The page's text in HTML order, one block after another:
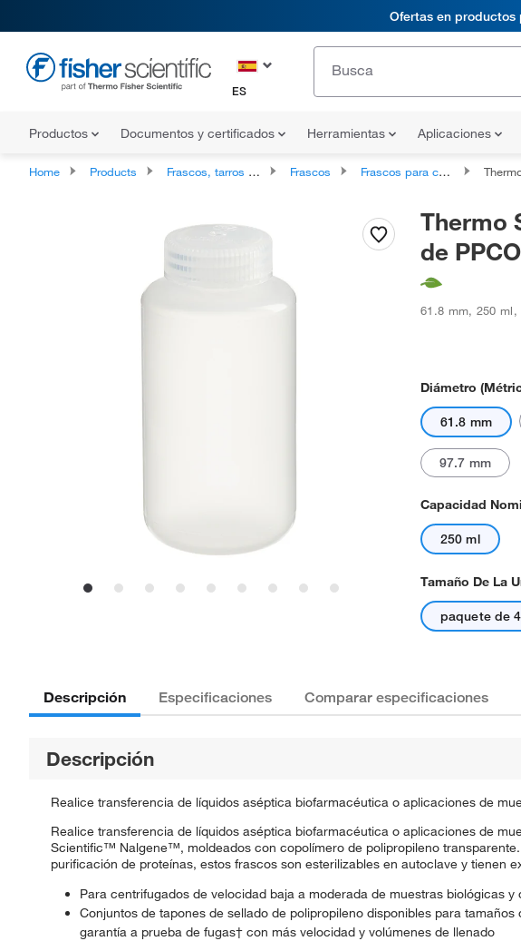
Ofertas en productos
ES
Productos Documentos y certificados Herramientas Aplicaciones
Home Products Frascos, tarros y jarras Frascos Frascos para centrífuga Thermo
Thermo
de
61.8 mm, 250 ml,
Diámetro
61.8 mm
97.7 mm
Capacidad
250 ml
Tamaño De La
paquete de 4
Descripción Especificaciones Comparar especificaciones
Descripción
Realice transferencia de líquidos aséptica biofarmacéutica o aplicaciones de
Realice transferencia de líquidos aséptica biofarmacéutica o aplicaciones de
Scientific™ Nalgene™, moldeados con copolímero de polipropileno
purificación de proteínas, estos frascos son esterilizables en autoclave y tienen
Para centrifugados de velocidad baja a moderada de muestras biológicas y
Conjuntos de tapones de sellado de polipropileno disponibles para
garantía a prueba de fugas† con más velocidad y volúmenes de llenado